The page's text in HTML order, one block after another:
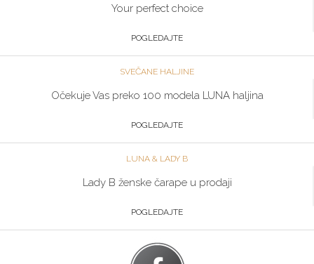
Your perfect choice
POGLEDAJTE
SVEČANE HALJINE
Očekuje Vas preko 100 modela LUNA haljina
POGLEDAJTE
LUNA & LADY B
Lady B ženske čarape u prodaji
POGLEDAJTE